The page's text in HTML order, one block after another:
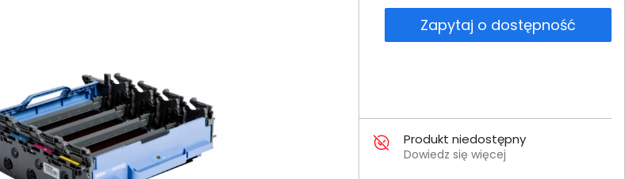
Zapytaj o dostępność
Produkt niedostępny
Dowiedz się więcej